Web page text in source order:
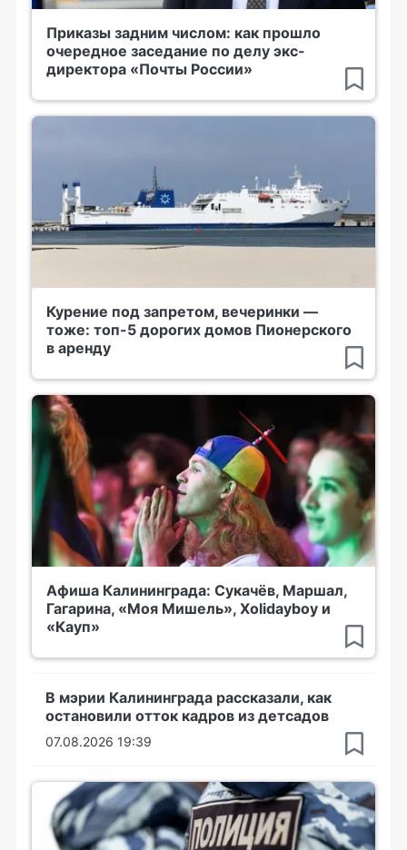
Приказы задним числом: как прошло
очередное заседание по делу экс-
директора «Почты России»
Курение под запретом, вечеринки —
тоже: топ-5 дорогих домов Пионерского
в аренду
Афиша Калининграда: Сукачёв, Маршал,
Гагарина, «Моя Мишель», Xolidayboy и
«Кауп»
В мэрии Калининграда рассказали, как
остановили отток кадров из детсадов
07.08.2026 19:39